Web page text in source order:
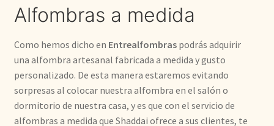
Alfombras a medida
Como hemos dicho en Entrealfombraspodrás adquirir
una alfombra artesanal fabricada a medida y gusto
personalizado. De esta manera estaremos evitando
sorpresas al colocar nuestra alfombra en el salón o
dormitorio de nuestra casa, y es que con el servicio de
alfombras a medida que Shaddai ofrece a sus clientes, te